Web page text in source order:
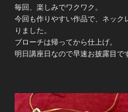
毎回、楽しみでワクワク。
今回も作りやすい作品で、ネック
りました。
ブローチは帰ってから仕上げ。
明日講座日なので早速お披露目で